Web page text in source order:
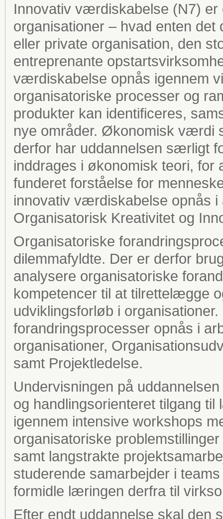
Innovativ værdiskabelse (N7)
organisationer – hvad enten
eller private organisation, den
entreprenante
værdiskabelse opnås igennem
organisatoriske processer og
produkter kan identificeres,
nye områder. Økonomisk værdi
derfor har uddannelsen særligt
inddrages i økonomisk teori,
funderet forståelse for
innovativ værdiskabelse opnås
Organisatorisk Kreativitet og
Organisatoriske
dilemmafyldte. Der er derfor
analysere organisatoriske
kompetencer til at tilrettelægge
udviklingsforløb i
forandringsprocesser opnås i
organisationer,
samt Projektledelse.
Undervisningen på
og handlingsorienteret tilgang
igennem intensive workshops
organisatoriske
samt langstrakte
studerende samarbejder i
formidle læringen derfra til
Efter endt uddannelse skal den